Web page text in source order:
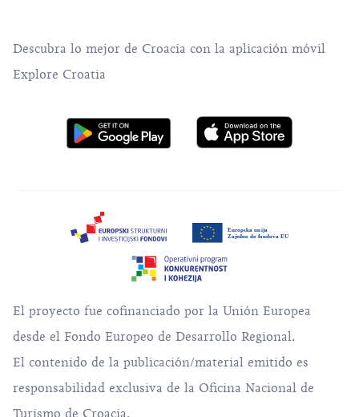
Descubra lo mejor de Croacia con la aplicación móvil
Explore Croatia
El proyecto fue cofinanciado por la Unión Europea
desde el Fondo Europeo de Desarrollo Regional.
El contenido de la publicación/material emitido es
responsabilidad exclusiva de la Oficina Nacional de
Turismo de Croacia.